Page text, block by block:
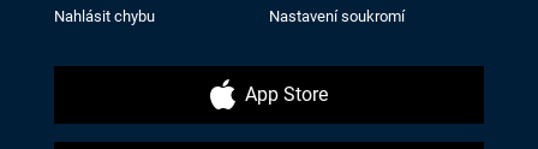
Nahlásit chybu Nastavení soukromí
App Store